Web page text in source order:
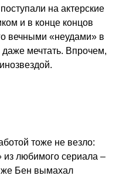
на актерские
и в конце концов
вечными «неудами» в
мечтать. Впрочем,
тоже не везло:
любимого сериала –
же Бен вымахал